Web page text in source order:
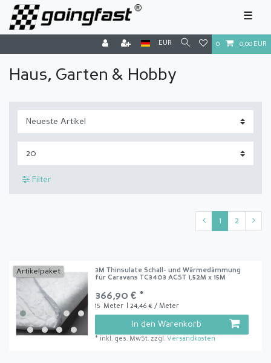
☰
EUR 0 0,00 EUR
Haus, Garten & Hobby
Filter
1 2
Artikelpaket
3M Thinsulate Schall- und Wärmedämmung
für Caravans TC3403 ACST 1,52M x 15M
366,90 € *
15 Meter | 24,46 € / Meter
In den Warenkorb
* inkl. ges. MwSt. zzgl. Versandkosten